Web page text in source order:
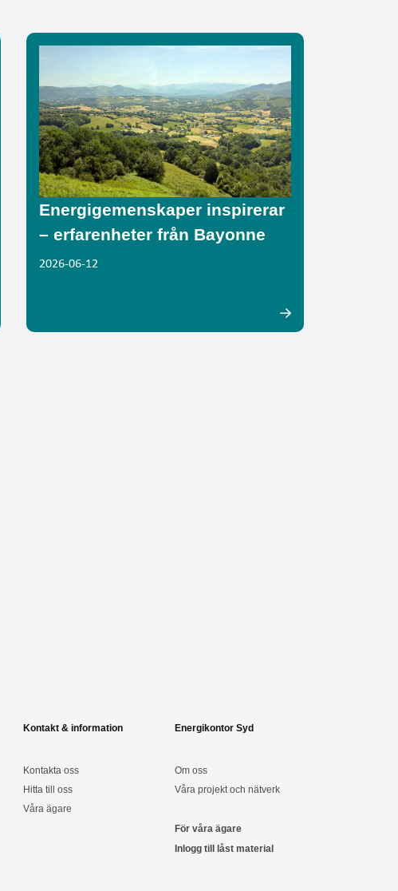
Energigemenskaper inspirerar
– erfarenheter från Bayonne
2026-06-12
Kontakt & information
Kontakta oss
Hitta till oss
Våra ägare
Energikontor Syd
Om oss
Våra projekt och nätverk
För våra ägare
Inlogg till låst material